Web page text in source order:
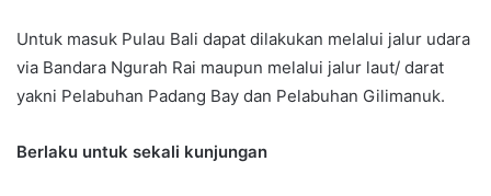
Untuk masuk Pulau Bali dapat dilakukan melalui jalur udara
via Bandara Ngurah Rai maupun melalui jalur laut/ darat
yakni Pelabuhan Padang Bay dan Pelabuhan Gilimanuk.
Berlaku untuk sekali kunjungan